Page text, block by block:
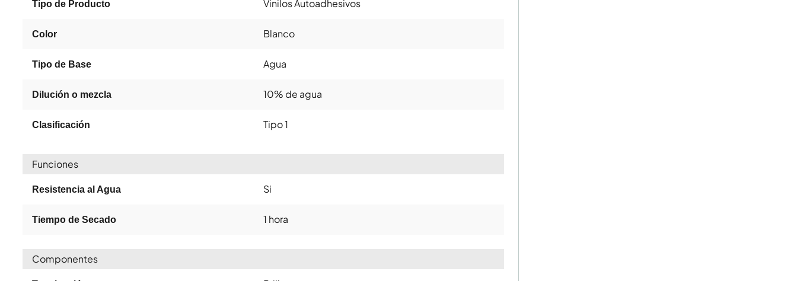
Tipo de Producto Vinilos Autoadhesivos
Color Blanco
Tipo de Base Agua
Dilución o mezcla 10% de agua
Clasificación Tipo 1
Funciones
Resistencia al Agua Si
Tiempo de Secado 1 hora
Componentes